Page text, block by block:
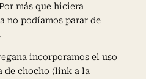
más que hiciera
no podíamos parar de
incorporamos el uso
de chocho (link a la